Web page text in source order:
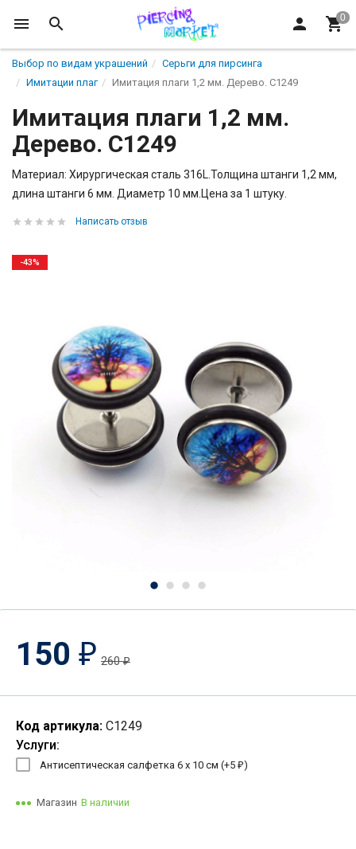
Выбор по видам украшений
Серьги для пирсинга
Имитации плаг
Имитация плаги 1,2 мм. Дерево. C1249
Имитация плаги 1,2 мм.
Дерево. C1249
Материал: Хирургическая сталь 316L.Толщина штанги 1,2 мм,
длина штанги 6 мм. Диаметр 10 мм.Цена за 1 штуку.
Написать отзыв
-43%
150 ₽ 260₽
Код артикула: C1249
Услуги:
Антисептическая салфетка 6 х 10 см (+5 ₽)
Магазин В наличии